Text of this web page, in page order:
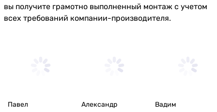
вы получите грамотно выполненный монтаж с учетом
всех требований компании-производителя.
Павел Александр Вадим